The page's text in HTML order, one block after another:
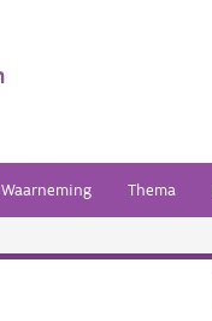
Waarneming Thema